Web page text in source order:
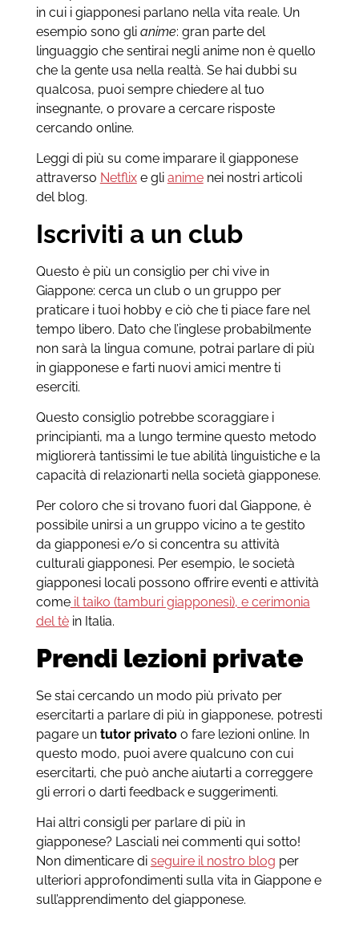
in cui i giapponesi parlano nella vita reale. Un
esempio sono gli anime: gran parte del
linguaggio che sentirai negli anime non è quello
che la gente usa nella realtà. Se hai dubbi su
qualcosa, puoi sempre chiedere al tuo
insegnante, o provare a cercare risposte
cercando online.
Leggi di più su come imparare il giapponese
attraverso Netflixe gli animenei nostri articoli
del blog.
Iscriviti a un club
Questo è più un consiglio per chi vive in
Giappone: cerca un club o un gruppo per
praticare i tuoi hobby e ciò che ti piace fare nel
tempo libero. Dato che l’inglese probabilmente
non sarà la lingua comune, potrai parlare di più
in giapponese e farti nuovi amici mentre ti
eserciti.
Questo consiglio potrebbe scoraggiare i
principianti, ma a lungo termine questo metodo
migliorerà tantissimi le tue abilità linguistiche e la
capacità di relazionarti nella società giapponese.
Per coloro che si trovano fuori dal Giappone, è
possibile unirsi a un gruppo vicino a te gestito
da giapponesi e/o si concentra su attività
culturali giapponesi. Per esempio, le società
giapponesi locali possono offrire eventi e attività
comeil taiko (tamburi giapponesi), e cerimonia
del tèin Italia.
Prendi lezioni private
Se stai cercando un modo più privato per
esercitarti a parlare di più in giapponese, potresti
pagare un tutor privatoo fare lezionionline. In
questo modo, puoi avere qualcuno con cui
esercitarti, che può anche aiutarti a correggere
gli errori o darti feedback e suggerimenti.
Hai altri consigli per parlare di più in
giapponese? Lasciali nei commenti qui sotto!
Non dimenticare di seguire il nostro blog per
ulteriori approfondimenti sulla vita in Giappone e
sull’apprendimento del giapponese.